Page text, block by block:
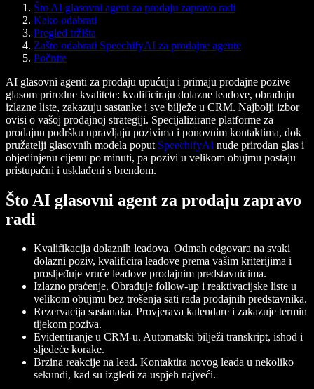
Što AI glasovni agent za prodaju zapravo radi
Kako odabrati
Pregled tržišta
Zašto odabrati SpeechifyAI za prodajne agente
Počnite
AI glasovni agenti za prodaju upućuju i primaju prodajne pozive
glasom prirodne kvalitete: kvalificiraju dolazne leadove, obrađuju
izlazne liste, zakazuju sastanke i sve bilježe u CRM. Najbolji izbor
ovisi o vašoj prodajnoj strategiji. Specijalizirane platforme za
prodajnu podršku upravljaju pozivima i ponovnim kontaktima, dok
pružatelji glasovnih modela poput SpeechifyAI nude prirodan glas i
objedinjenu cijenu po minuti, pa pozivi u velikom obujmu postaju
pristupačni i usklađeni s brendom.
Što AI glasovni agent za prodaju zapravo
radi
Kvalifikacija dolaznih leadova. Odmah odgovara na svaki
dolazni poziv, kvalificira leadove prema vašim kriterijima i
prosljeđuje vruće leadove prodajnim predstavnicima.
Izlazno praćenje. Obrađuje follow-up i reaktivacijske liste u
velikom obujmu bez trošenja sati rada prodajnih predstavnika.
Rezervacija sastanaka. Provjerava kalendare i zakazuje termin
tijekom poziva.
Evidentiranje u CRM-u. Automatski bilježi transkript, ishod i
sljedeće korake.
Brzina reakcije na lead. Kontaktira novog leada u nekoliko
sekundi, kad su izgledi za uspjeh najveći.